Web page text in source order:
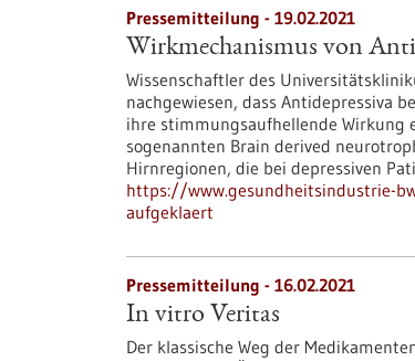
Pressemitteilung - 19.02.2021
Wirkmechanismus von
Wissenschaftler des
nachgewiesen, dass Antidepressiva
ihre stimmungsaufhellende Wirkung
sogenannten Brain derived
Hirnregionen, die bei depressiven
https://www.gesundheitsindustrie-
aufgeklaert
Pressemitteilung - 16.02.2021
In vitro Veritas
Der klassische Weg der